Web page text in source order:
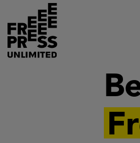
Overslaan
en
naar
de
inhoud